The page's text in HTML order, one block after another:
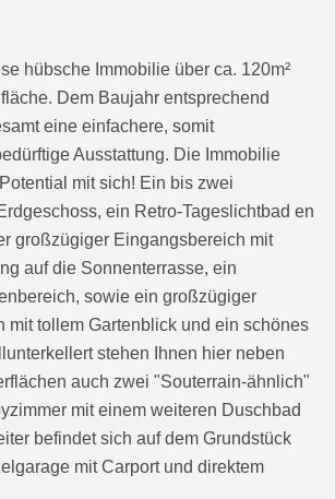
hübsche Immobilie über ca. 120m²
Dem Baujahr entsprechend
eine einfachere, somit
Ausstattung. Die Immobilie
mit sich! Ein bis zwei
ein Retro-Tageslichtbad en
großzügiger Eingangsbereich mit
auf die Sonnenterrasse, ein
sowie ein großzügiger
mit tollem Gartenblick und ein schönes
stehen Ihnen hier neben
auch zwei "Souterrain-ähnlich"
mit einem weiteren Duschbad
befindet sich auf dem Grundstück
mit Carport und direktem